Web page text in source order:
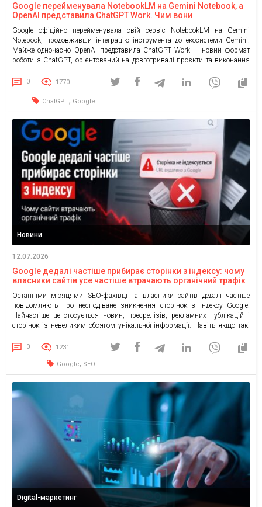
Google перейменувала NotebookLM на Gemini Notebook, а
OpenAI представила ChatGPT Work. Чим вони
Google офіційно перейменувала свій сервіс NotebookLM на Gemini
Notebook, продовживши інтеграцію інструмента до екосистеми Gemini.
Майже одночасно OpenAI представила ChatGPT Work — новий формат
роботи з ChatGPT, орієнтований на довготривалі проєкти та виконання
складних робочих завдань. Обидва анонси демонструють, що
конкуренція між AI-компаніями переходить на новий рівень: тепер вони
змагаються не лише за найкращого чат-бота, […]
0 1770
ChatGPT, Google
Новини
12.07.2026
Google дедалі частіше прибирає сторінки з індексу: чому
власники сайтів усе частіше втрачають органічний трафік
Останніми місяцями SEO-фахівці та власники сайтів дедалі частіше
повідомляють про несподіване зникнення сторінок з індексу Google.
Найчастіше це стосується новин, пресрелізів, рекламних публікацій і
сторінок із невеликим обсягом унікальної інформації. Навіть якщо такі
матеріали раніше індексувалися без проблем, сьогодні вони можуть
залишити індекс уже через кілька днів або тижнів після публікації.
0 1231
Google, SEO
Digital-маркетинг